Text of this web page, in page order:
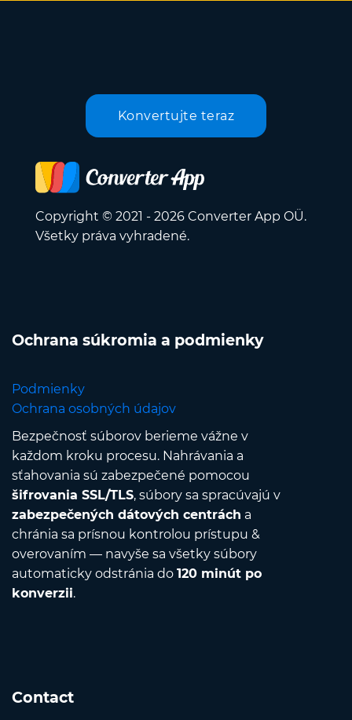
Konvertujte teraz
Copyright © 2021 - 2026 Converter App OÜ.
Všetky práva vyhradené.
Ochrana súkromia a podmienky
Podmienky
Ochrana osobných údajov
Bezpečnosť súborov berieme vážne v
každom kroku procesu. Nahrávania a
sťahovania sú zabezpečené pomocou
šifrovania SSL/TLS, súbory sa spracúvajú v
zabezpečených dátových centrách a
chránia sa prísnou kontrolou prístupu &
overovaním — navyše sa všetky súbory
automaticky odstránia do 120 minút po
konverzii.
Contact